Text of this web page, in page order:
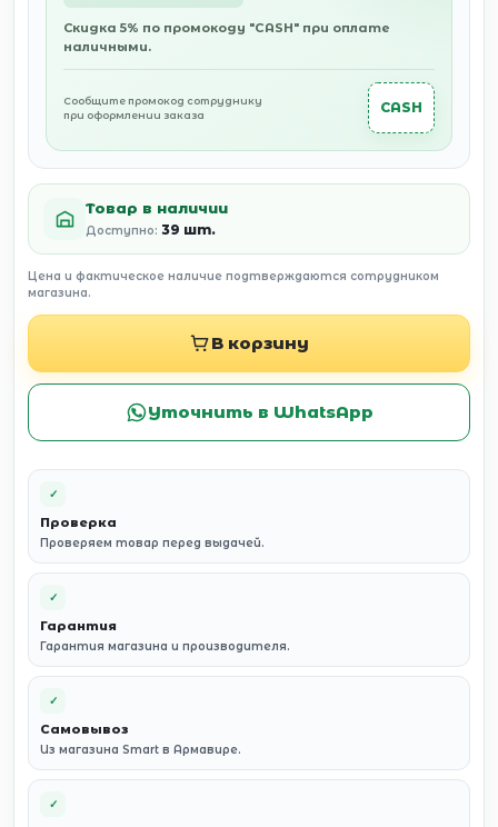
Скидка 5% по промокоду "CASH" при оплате
наличными.
Сообщите промокод сотруднику
при оформлении заказа
CASH
Товар в наличии
Доступно: 39 шт.
Цена и фактическое наличие подтверждаются сотрудником
магазина.
В корзину
Уточнить в WhatsApp
✓
Проверка
Проверяем товар перед выдачей.
✓
Гарантия
Гарантия магазина и производителя.
✓
Самовывоз
Из магазина Smart в Армавире.
✓